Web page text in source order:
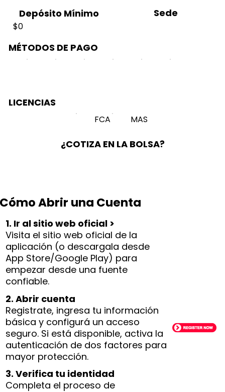
Depósito Mínimo
$0
Sede
MÉTODOS DE PAGO
LICENCIAS
FCA MAS
¿COTIZA EN LA BOLSA?
Cómo Abrir una Cuenta
1. Ir al sitio web oficial >
Visita el sitio web oficial de la
aplicación (o descargala desde
App Store/Google Play) para
empezar desde una fuente
confiable.
2. Abrir cuenta
Registrate, ingresa tu información
básica y configurá un acceso
seguro. Si está disponible, activa la
autenticación de dos factores para
mayor protección.
3. Verifica tu identidad
Completa el proceso de